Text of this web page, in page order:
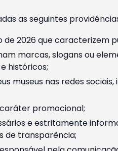
as seguintes
2026 que caracterizem
marcas, slogans ou
históricos;
museus nas redes
promocional;
e estritamente
de transparência;